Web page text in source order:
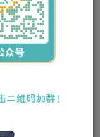
免
关注
维码加群！